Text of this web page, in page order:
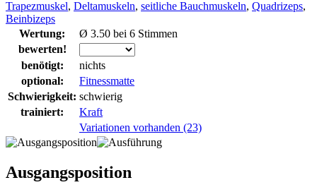
Trapezmuskel, Deltamuskeln, seitliche Bauchmuskeln, Quadrizeps,
Beinbizeps
Wertung:
Ø 3.50 bei 6 Stimmen
bewerten!
benötigt:
nichts
optional:
Fitnessmatte
Schwierigkeit: schwierig
trainiert:
Kraft
Variationen vorhanden (23)
Ausgangsposition